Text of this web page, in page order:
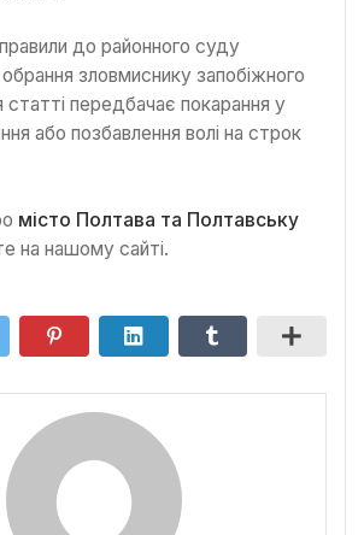
до районного суду
зловмиснику запобіжного
статті передбачає покарання у
або позбавлення волі на строк
місто Полтава та Полтавську
на нашому сайті.